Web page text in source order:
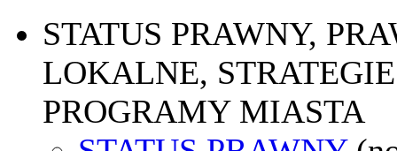
STATUS PRAWNY,
LOKALNE,
PROGRAMY MIASTA